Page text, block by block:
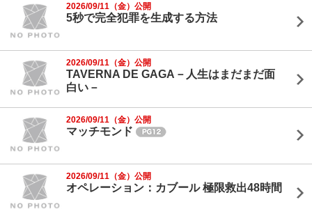
2026/09/11（金）公開
5秒で完全犯罪を生成する方法
2026/09/11（金）公開
TAVERNA DE GAGA－人生はまだまだ面
白い－
2026/09/11（金）公開
マッチモンド
2026/09/11（金）公開
オペレーション：カブール 極限救出48時間